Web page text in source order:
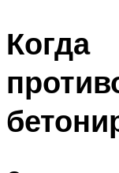
Когда